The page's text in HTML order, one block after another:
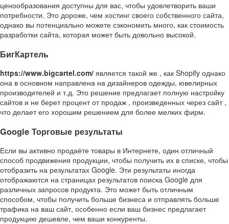
ценообразования доступны для вас, чтобы удовлетворить ваши
потребности. Это дороже, чем хостинг своего собственного сайта,
однако вы потенциально можете сэкономить много, как стоимость
разработки сайта, которая может быть довольно высокой.
БигКартель
https://www.bigcartel.com/ является такой же , как Shopify однако
она в основном направлена на дизайнеров одежды, ювелирных
производителей и т.д. Это решение предлагает полную настройку
сайтов и не берет процент от продаж , произведенных через сайт ,
что делает его хорошим решением для более мелких фирм.
Google Торговые результаты
Если вы активно продаёте товары в Интернете, один отличный
способ продвижения продукции, чтобы получить их в списке, чтобы
отобразить на результатах Google. Эти результаты иногда
отображаются на страницах результатов поиска Google для
различных запросов продукта. Это может быть отличным
способом, чтобы получить больше бизнеса и отправлять больше
трафика на ваш сайт, особенно если ваш бизнес предлагает
продукцию дешевле, чем ваши конкуренты.